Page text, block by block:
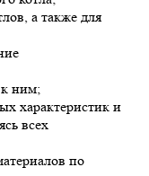
а также для
ним;
характеристик и
всех
по